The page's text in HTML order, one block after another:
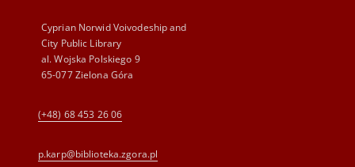
Cyprian Norwid Voivodeship and
City Public Library
al. Wojska Polskiego 9
65-077 Zielona Góra
(+48) 68 453 26 06
p.karp@biblioteka.zgora.pl